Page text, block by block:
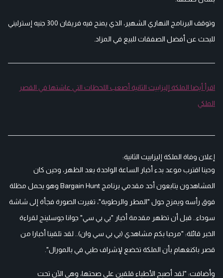
وتوقف البرنامج النهاري الشهير، الذي يمنح فيه فريقان 300 جنيه إسترليني
للبحث عن أفضل الصفقات للبيع في المزاد.
اقرأ أيضا الملكة إليزابيث الثانية أصعب اللحظات التي عاشتها في القصر
الملكي
إعلان وفاة الملكة إليزابيث الثانية:
وحينا اقترب موعد بدء أخبار الساعة الواحدة بعد الظهر، وحين كان
المشاهدون يتابعون أحد مقدمي برنامج Bargain Hunt وهو يحمل مظلة
فوق رأسه ويمزح حول "المطر والرطوبة"، تغيرت الصورة فجأة إلى شاشة
سوداء.. قبل أن تظهر مقدمة أخبار "بي بي سي" جوانا جوسلينج لقراءة
الخبر قائلة: "مرحبا بكم مشاهدي (بي بي سي وان).. لقد تلقينا أخبارا من
قصر باكنغهام بأن الملكة تخضع لإشراف طبي في بالمورال".
وأضافت: "لقد أصبح الأطباء قلقين على صحتها، وهي الآن تحت